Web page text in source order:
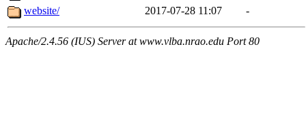
website/
2017-07-28 11:07 -
Apache/2.4.56 (IUS) Server at www.vlba.nrao.edu Port 80